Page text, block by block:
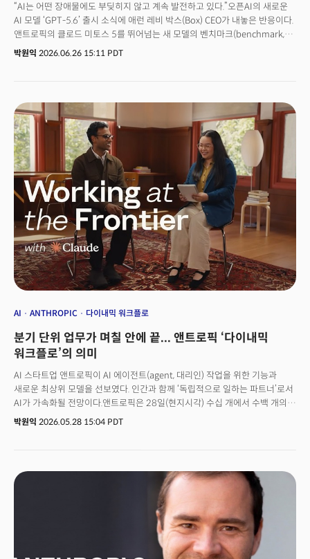
“AI는 어떤 장애물에도 부딪히지 않고 계속 발전하고 있다.”오픈AI의 새로운
AI 모델 ‘GPT-5.6’ 출시 소식에 애런 레비 박스(Box) CEO가 내놓은 반응이다.
앤트로픽의 클로드 미토스 5를 뛰어넘는 새 모델의 벤치마크(benchmark,
성능 평가) 데이터를 공유하며 놀라움을 나타낸 것이다. 미국 정부가 국가 안보
있는 파트너 그룹을 대상으로 제한된 미리보기(preview) 형태로 먼저
공개됐다. GPT-5.6은 플래그십 모델 Sol(솔), 일상 업무용 모델 Terra(테라),
고속·저비용 모델 Luna(루나) 세 가지 버전으로 구성됐다. 테라는 GPT-5.5
수준의 성능을 2배 낮은 비용에 제공하며, 루나는 최저 비용으로 충분히
강력한 성능을 제공한다는 설명이다.
박원익 2026.06.26 15:11 PDT
AI ANTHROPIC 다이내믹 워크플로
분기 단위 업무가 며칠 안에 끝... 앤트로픽 ‘다이내믹
워크플로’의 의미
AI 스타트업 앤트로픽이 AI 에이전트(agent, 대리인) 작업을 위한 기능과
새로운 최상위 모델을 선보였다. 인간과 함께 ‘독립적으로 일하는 파트너’로서
AI가 가속화될 전망이다.앤트로픽은 28일(현지시각) 수십 개에서 수백 개의
AI 에이전트를 병렬로 가동할 수 있는 클로드 코드의 신기능 ‘다이내믹
시간 축소 및 생산성 극대화가 가능해지기 때문이다. 다이내믹 워크플로에
대해 “첨단 AI 모델 공개보다 더 큰 뉴스”라는 평가도 나왔다.
박원익 2026.05.28 15:04 PDT